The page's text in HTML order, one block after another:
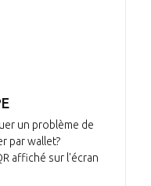
un problème de
par wallet?
affiché sur l'écran